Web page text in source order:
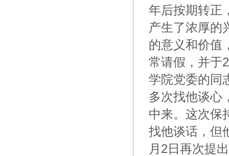
年后按期转正
产生了浓厚的
的意义和价值
常请假，并于
学院党委的同
多次找他谈心
中来。这次保
找他谈话，但
月2日再次提